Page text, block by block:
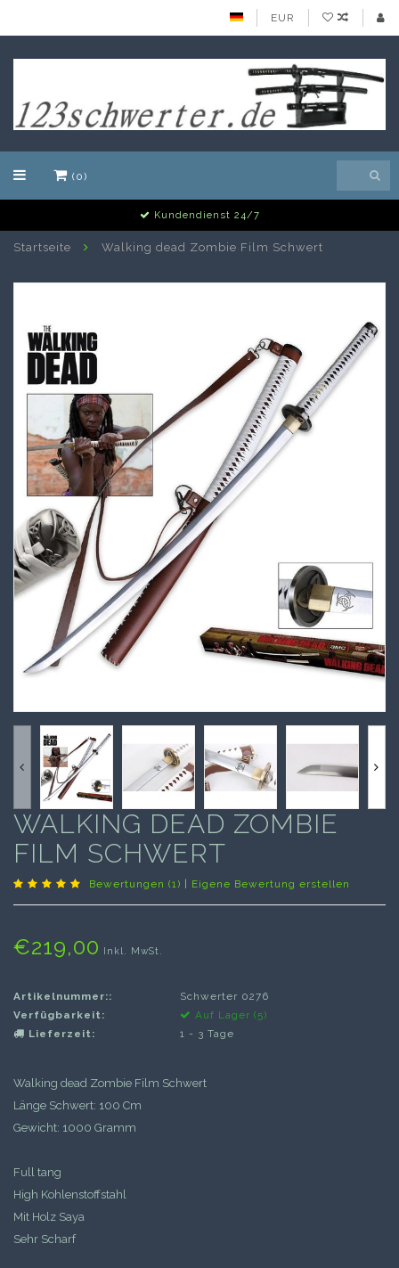
EUR
(0)
Kundendienst 24/7
Startseite Walking dead Zombie Film Schwert
WALKING DEAD ZOMBIE
FILM SCHWERT
Bewertungen (1) Eigene Bewertung erstellen
€219,00 Inkl. MwSt.
Artikelnummer::
Schwerter 0276
Verfügbarkeit:
Auf Lager (5)
Lieferzeit:
1 - 3 Tage
Walking dead Zombie Film Schwert
Länge Schwert: 100 Cm
Gewicht: 1000 Gramm
Full tang
High Kohlenstoffstahl
Mit Holz Saya
Sehr Scharf